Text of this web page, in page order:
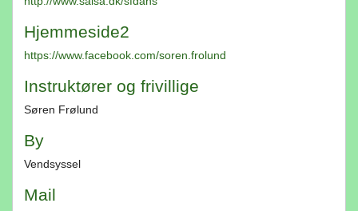
Hjemmeside2
https://www.facebook.com/soren.frolund
Instruktører og frivillige
Søren Frølund
By
Vendsyssel
Mail